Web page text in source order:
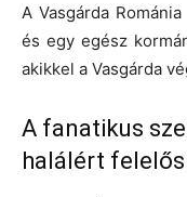
A Vasgárda
és egy egész
akikkel a Vasgárda
A fanatikus
halálért felelős